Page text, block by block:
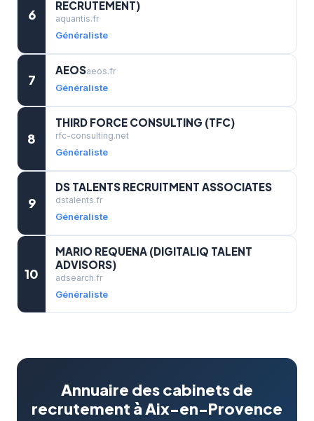
6
RECRUTEMENT)
aquantis.fr
Généraliste
7
AEOSaeos.fr
Généraliste
8
THIRD FORCE CONSULTING (TFC)
rfc-consulting.net
Généraliste
9
DS TALENTS RECRUITMENT ASSOCIATES
dstalents.fr
Généraliste
10
MARIO REQUENA (DIGITALIQ TALENT
ADVISORS)
adsearch.fr
Généraliste
Annuaire des cabinets de
recrutement à Aix-en-Provence